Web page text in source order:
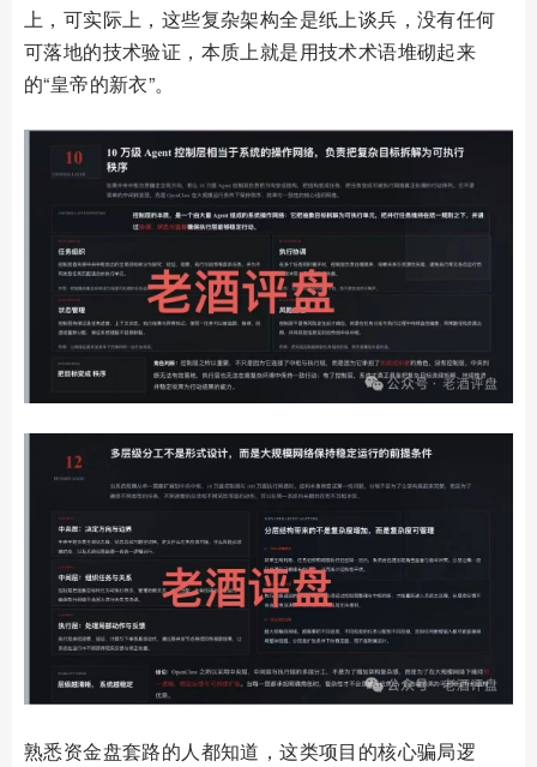
上，可实际上，这些复杂架构全是纸上谈兵，没有任何
可落地的技术验证，本质上就是用技术术语堆砌起来
的“皇帝的新衣”。
熟悉资金盘套路的人都知道，这类项目的核心骗局逻